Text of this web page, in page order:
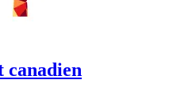
canadien